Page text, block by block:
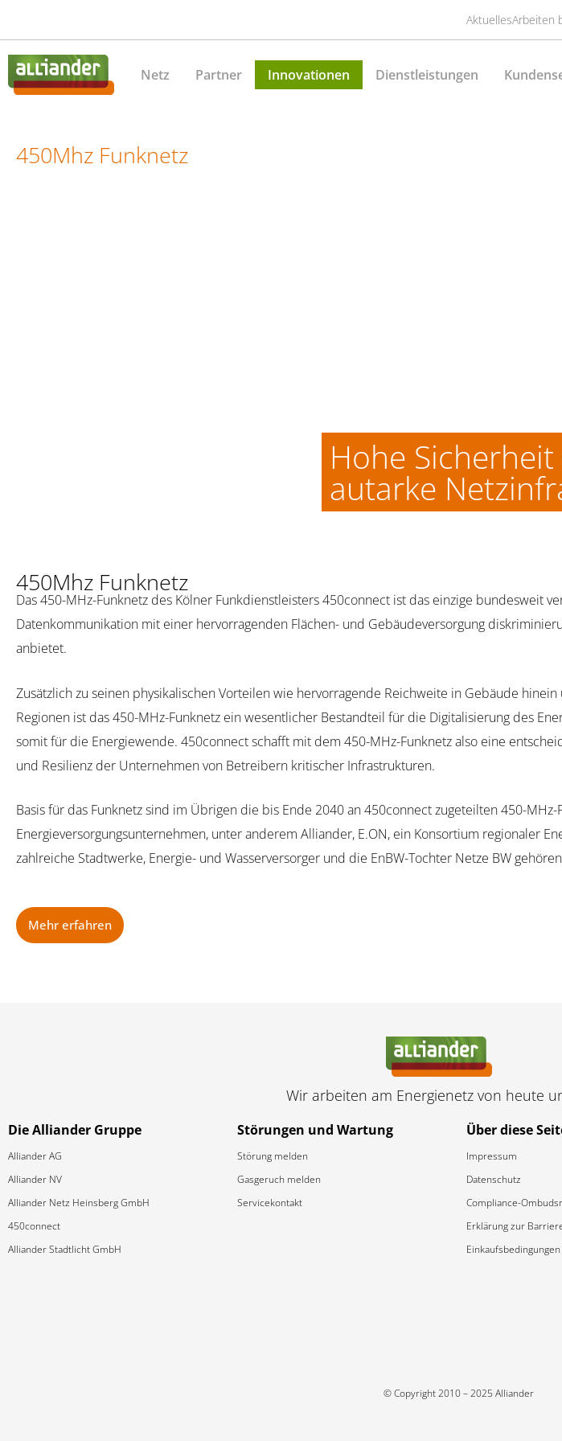
AktuellesArbeiten
Netz Partner Innovationen Dienstleistungen
450Mhz Funknetz
Hohe
autarke
450Mhz Funknetz
Das 450-MHz-Funknetz des Kölner Funkdienstleisters 450connect ist das einzige bundesweit
Datenkommunikation mit einer hervorragenden Flächen- und Gebäudeversorgung
anbietet.
Zusätzlich zu seinen physikalischen Vorteilen wie hervorragende Reichweite in Gebäude
Regionen ist das 450-MHz-Funknetz ein wesentlicher Bestandteil für die Digitalisierung des
somit für die Energiewende. 450connect schafft mit dem 450-MHz-Funknetz also eine
und Resilienz der Unternehmen von Betreibern kritischer Infrastrukturen.
Basis für das Funknetz sind im Übrigen die bis Ende 2040 an 450connect zugeteilten 450-
Energieversorgungsunternehmen, unter anderem Alliander, E.ON, ein Konsortium regionaler
zahlreiche Stadtwerke, Energie- und Wasserversorger und die EnBW-Tochter Netze BW
Mehr erfahren
Wir arbeiten am Energienetz von heute
Die Alliander Gruppe
Alliander AG
Alliander NV
Alliander Netz Heinsberg GmbH
450connect
Alliander Stadtlicht GmbH
Störungen und Wartung
Störung melden
Gasgeruch melden
Servicekontakt
Über diese
Impressum
Datenschutz
Compliance-
Erklärung zur
© Copyright 2010 – 2025 Alliander